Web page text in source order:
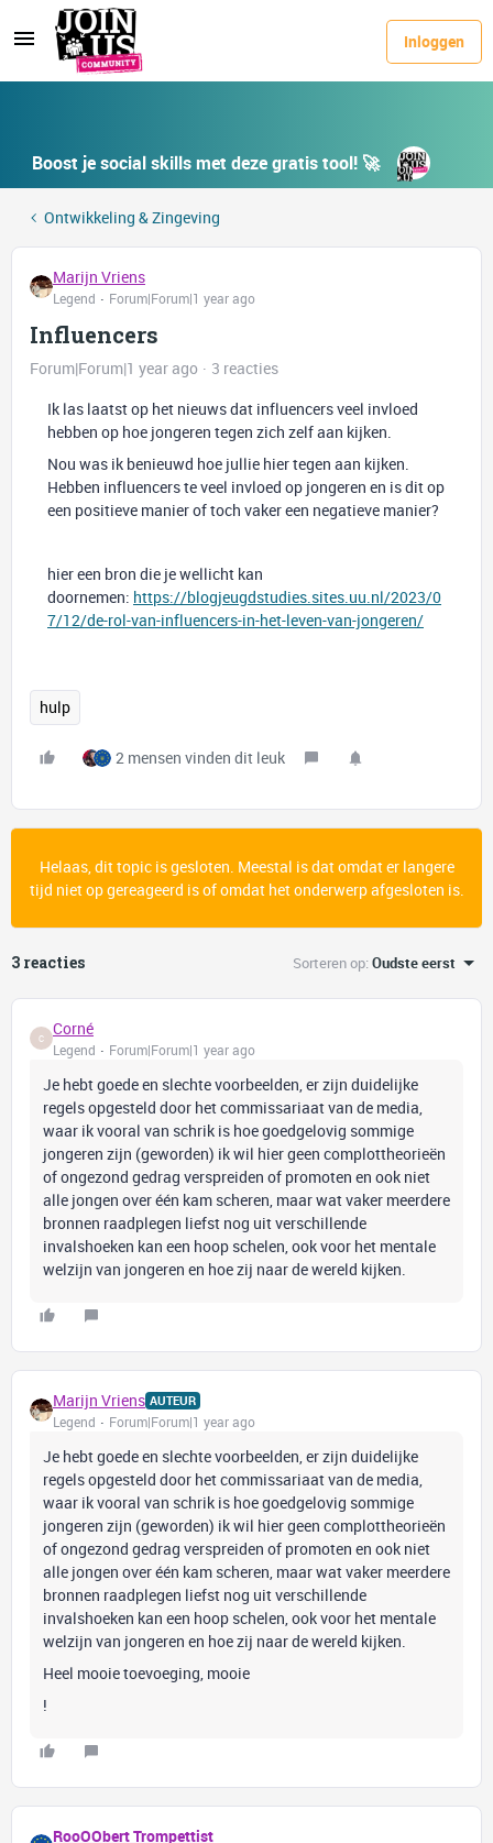
Inloggen
Boost je social skills met deze gratis tool! 🚀
Ontwikkeling & Zingeving
Marijn Vriens
Legend Forum|Forum|1 year ago
Influencers
Forum|Forum|1 year ago
3 reacties
Ik las laatst op het nieuws dat influencers veel invloed
hebben op hoe jongeren tegen zich zelf aan kijken.
Nou was ik benieuwd hoe jullie hier tegen aan kijken.
Hebben influencers te veel invloed op jongeren en is dit op
een positieve manier of toch vaker een negatieve manier?
hier een bron die je wellicht kan
doornemen: https://blogjeugdstudies.sites.uu.nl/2023/0
7/12/de-rol-van-influencers-in-het-leven-van-jongeren/
hulp
2 mensen vinden dit leuk
Helaas, dit topic is gesloten. Meestal is dat omdat er langere
tijd niet op gereageerd is of omdat het onderwerp afgesloten is.
3 reacties Sorteren op:Oudste eerst
C Corné
Legend Forum|Forum|1 year ago
Je hebt goede en slechte voorbeelden, er zijn duidelijke
regels opgesteld door het commissariaat van de media,
waar ik vooral van schrik is hoe goedgelovig sommige
jongeren zijn (geworden) ik wil hier geen complottheorieën
of ongezond gedrag verspreiden of promoten en ook niet
alle jongen over één kam scheren, maar wat vaker meerdere
bronnen raadplegen liefst nog uit verschillende
invalshoeken kan een hoop schelen, ook voor het mentale
welzijn van jongeren en hoe zij naar de wereld kijken.
Marijn Vriens AUTEUR
Legend Forum|Forum|1 year ago
Je hebt goede en slechte voorbeelden, er zijn duidelijke
regels opgesteld door het commissariaat van de media,
waar ik vooral van schrik is hoe goedgelovig sommige
jongeren zijn (geworden) ik wil hier geen complottheorieën
of ongezond gedrag verspreiden of promoten en ook niet
alle jongen over één kam scheren, maar wat vaker meerdere
bronnen raadplegen liefst nog uit verschillende
invalshoeken kan een hoop schelen, ook voor het mentale
welzijn van jongeren en hoe zij naar de wereld kijken.
Heel mooie toevoeging, mooie
!
RooOObert Trompettist